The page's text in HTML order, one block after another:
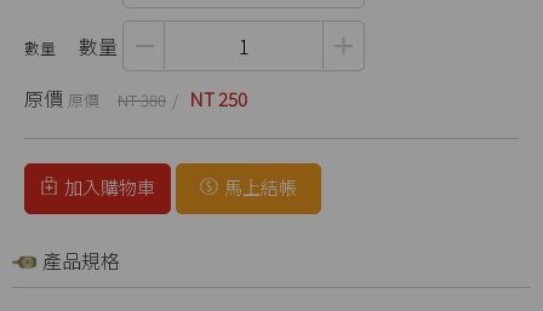
數量
原價
NT 380 NT 250
加入購物車 馬上結帳
產品規格